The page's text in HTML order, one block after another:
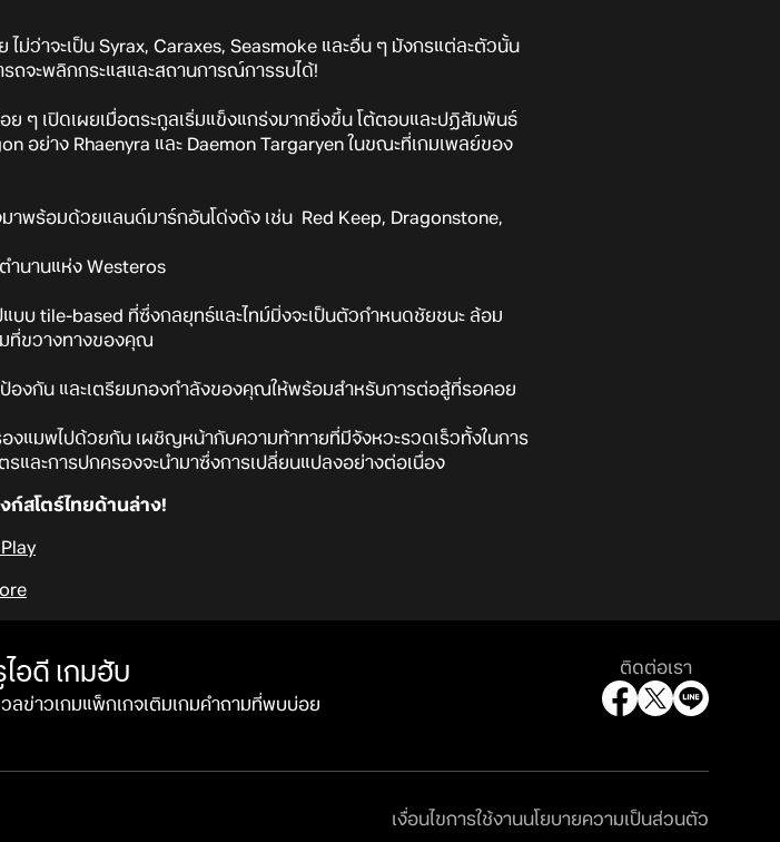
ว่าจะเป็น Syrax, Caraxes, Seasmoke และอื่น ๆ มังกรแต่ละตัวนั้น
ถจะพลิกกระแสและสถานการณ์การรบได้!
ย ๆ เปิดเผยเมื่อตระกูลเริ่มแข็งแกร่งมากยิ่งขึ้น โต้ตอบและปฏิสัมพันธ์
อย่าง Rhaenyra และ Daemon Targaryen ในขณะที่เกมเพลย์ของ
าพร้อมด้วยแลนด์มาร์กอันโด่งดัง เช่น Red Keep, Dragonstone,
นานแห่ง Westeros
บ tile-based ที่ซึ่งกลยุทธ์และไทม์มิ่งจะเป็นตัวกำหนดชัยชนะ ล้อม
มที่ขวางทางของคุณ
งกัน และเตรียมกองกำลังของคุณให้พร้อมสำหรับการต่อสู้ที่รอคอย
งแมพไปด้วยกัน เผชิญหน้ากับความท้าทายที่มีจังหวะรวดเร็วทั้งในการ
และการปกครองจะนำมาซึ่งการเปลี่ยนแปลงอย่างต่อเนื่อง
ก์สโตร์ไทยด้านล่าง!
ไอดี เกมฮับ
ลข่าวเกมแพ็กเกจเติมเกมคำถามที่พบบ่อย
ติดต่อเรา
เงื่อนไขการใช้งานนโยบายความเป็นส่วนตัว